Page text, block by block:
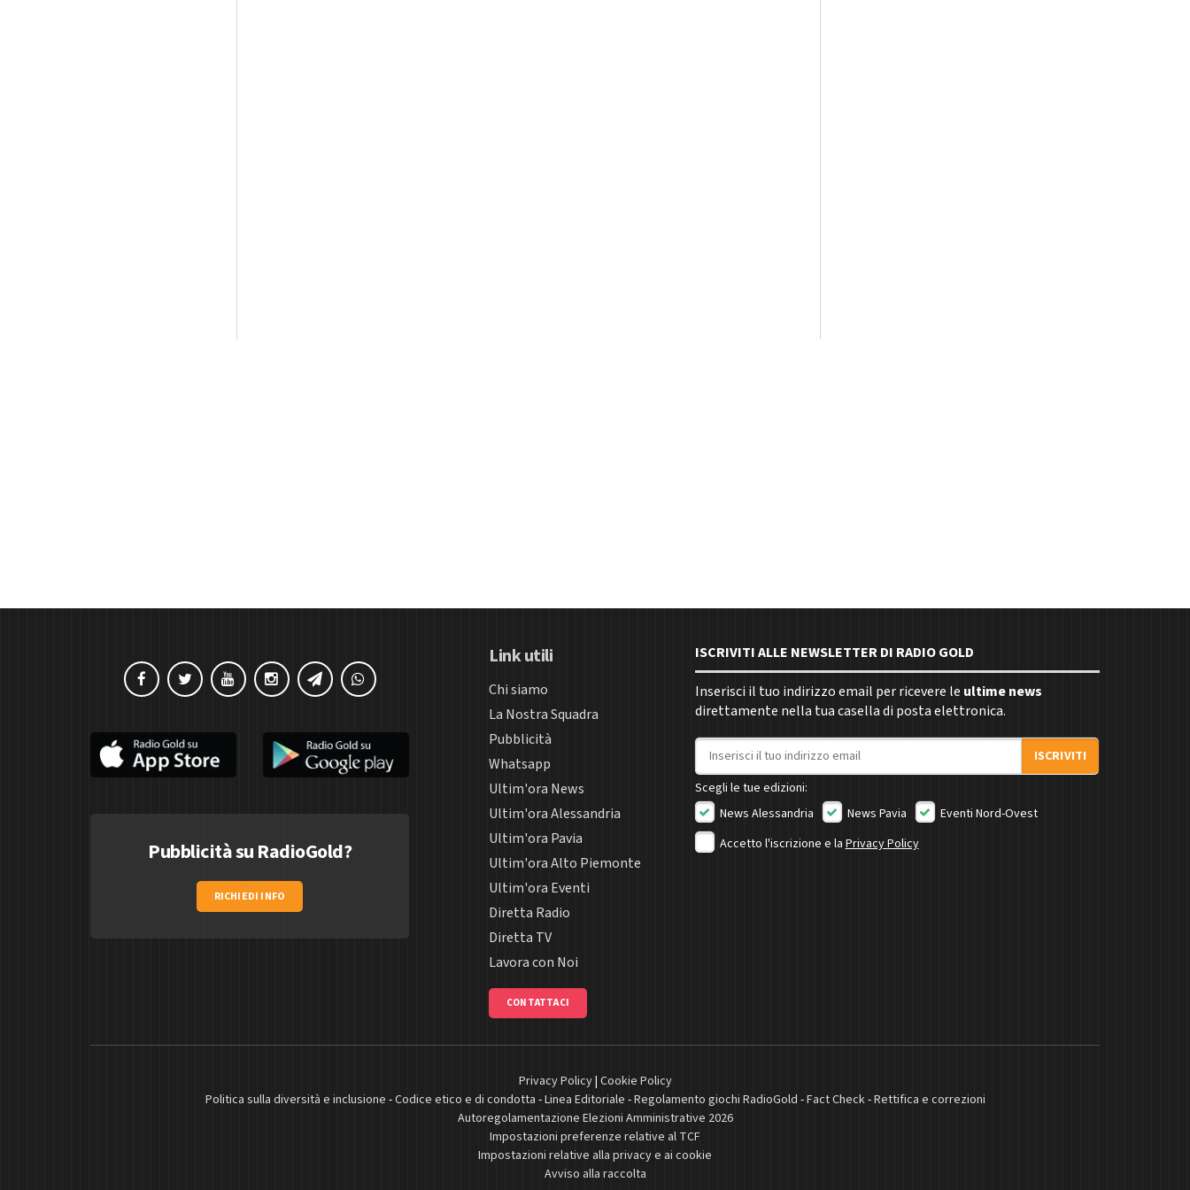
Pubblicità su RadioGold?
RICHIEDI INFO
Link utili
Chi siamo
La Nostra Squadra
Pubblicità
Whatsapp
Ultim'ora News
Ultim'ora Alessandria
Ultim'ora Pavia
Ultim'ora Alto Piemonte
Ultim'ora Eventi
Diretta Radio
Diretta TV
Lavora con Noi
CONTATTACI
ISCRIVITI ALLE NEWSLETTER DI RADIO GOLD
Inserisci il tuo indirizzo email per ricevere le ultime news
direttamente nella tua casella di posta elettronica.
Indirizzo email
ISCRIVITI
Scegli le tue edizioni:
News Alessandria
News Pavia
Eventi Nord-Ovest
Accetto l'iscrizione e la Privacy Policy
Privacy Policy| Cookie Policy
Politica sulla diversità e inclusione -Codice etico e di condotta -Linea Editoriale -Regolamento giochi RadioGold -Fact Check-Rettifica e correzioni
Autoregolamentazione Elezioni Amministrative 2026
Impostazioni preferenze relative al TCF
Impostazioni relative alla privacy e ai cookie
Avviso alla raccolta